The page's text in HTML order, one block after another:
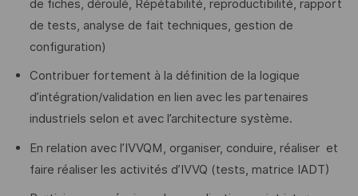
de fiches, déroulé, Répétabilité, reproductibilité, rapport
de tests, analyse de fait techniques, gestion de
configuration)
Contribuer fortement à la définition de la logique
d’intégration/validation en lien avec les partenaires
industriels selon et avec l’architecture système.
En relation avec l’IVVQM, organiser, conduire, réaliser et
faire réaliser les activités d’IVVQ (tests, matrice IADT)